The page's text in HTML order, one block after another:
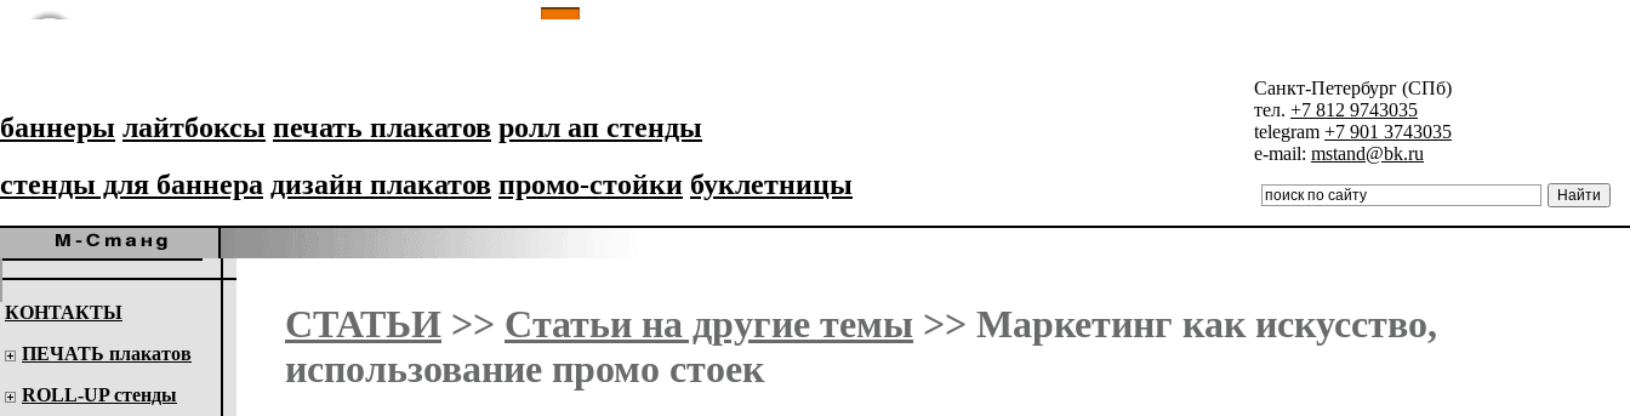
баннеры лайтбоксы печать плакатов ролл ап стенды
стенды для баннера дизайн плакатов промо-стойки буклетницы
Санкт-Петербург (СПб)
тел. +7 812 9743035
telegram +7 901 3743035
e-mail: mstand@bk.ru
КОНТАКТЫ
ПЕЧАТЬ плакатов
ROLL-UP стенды
СТАТЬИ >> Статьи на другие темы >> Маркетинг как искусство,
использование промо стоек